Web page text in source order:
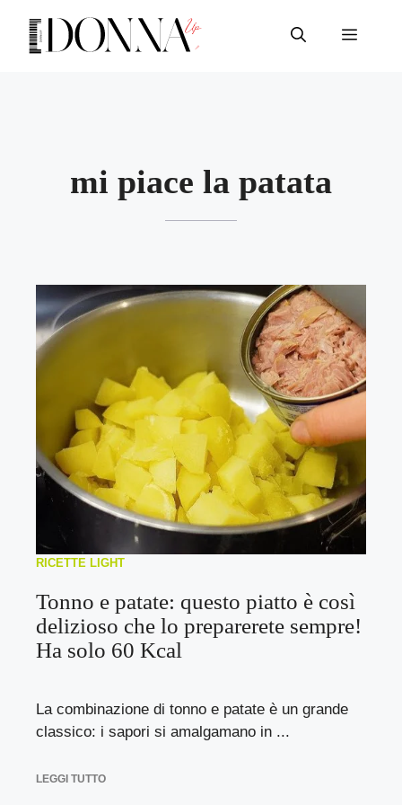
contenuto
Menu
mi piace la patata
RICETTE LIGHT
Tonno e patate: questo piatto è così
delizioso che lo preparerete sempre!
Ha solo 60 Kcal
La combinazione di tonno e patate è un grande
classico: i sapori si amalgamano in ...
LEGGI TUTTO